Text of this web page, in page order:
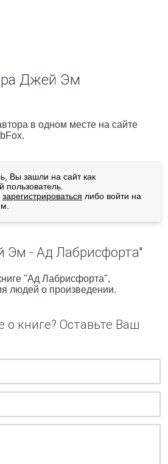
Джей Эм
в одном месте на сайте
Вы зашли на сайт как
пользователь.
зарегистрироваться либо войти на
- Ад Лабрисфорта"
"Ад Лабрисфорта",
людей о произведении.
о книге? Оставьте Ваш